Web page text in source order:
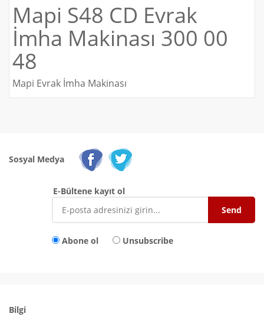
Mapi S48 CD Evrak
İmha Makinası 300 00
48
Mapi Evrak İmha Makinası
Sosyal Medya
E-Bültene kayıt ol
Abone ol Unsubscribe
Bilgi